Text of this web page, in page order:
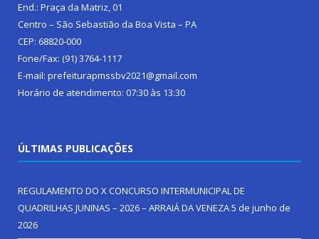
End.: Praça da Matriz, 01
Centro – São Sebastião da Boa Vista – PA
CEP: 68820-000
Fone/Fax: (91) 3764-1117
E-mail: prefeiturapmssbv2021@gmail.com
Horário de atendimento: 07:30 às 13:30
ÚLTIMAS PUBLICAÇÕES
REGULAMENTO DO X CONCURSO INTERMUNICIPAL DE
QUADRILHAS JUNINAS – 2026 – ARRAIÁ DA VENEZA5 de junho de
2026